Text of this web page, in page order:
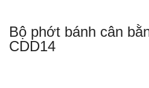
Bộ phớt bánh cân
CDD14